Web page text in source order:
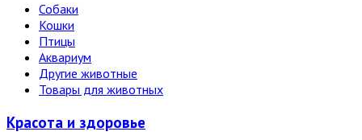
Собаки
Кошки
Птицы
Аквариум
Другие животные
Товары для животных
Красота и здоровье